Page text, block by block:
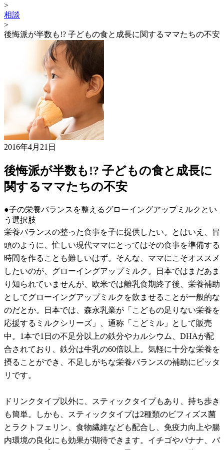
>
相談
>
後悔派が半数も!? 子どもの食と成長に関するママたちの不安
2016年4月21日
後悔派が半数も!? 子どもの食と成長に
関するママたちの不安
●子の栄養バランスを整えるグローイングアップミルクとい
う選択肢
栄養バランスの整った食事を子に提供したい。とはいえ、冒
頭のように、忙しい現代ママにとってはその食事を準備する
時間を作ることも難しいはず。そんな、ママにこそオススメ
したいのが、グローイングアップミルク。日本ではまだあま
り知られていませんが、欧米では離乳食期終了後、栄養補助
としてグローイングアップミルクを飲ませることが一般的な
のだとか。日本では、森永乳業が「こどもの足りない栄養を
応援するミルクシリーズ」、通称「こどミル」として販売
中。1本で1日の不足分以上の鉄分やカルシウム、DHAが配
合されており、鉄分は牛乳の60倍以上。気軽に十分な栄養を
摂ることができ、不足しがちな栄養バランスの補助にピッタ
リです。
ドリンクタイプ以外に、スティックタイプもあり、持ち歩き
も簡単。しかも、スティックタイプは2種類のビフィズス菌
とラクトフェリン、食物繊維なども配合し、免疫力向上や腸
内環境の良化にも効果が期待できます。イチゴやバナナ、バ